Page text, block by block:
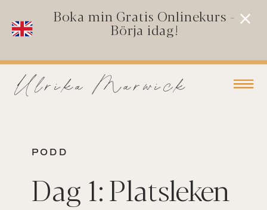
Boka min Gratis Onlinekurs -
Börja idag!
Ulrika Marwick
PODD
Dag 1: Platsleken